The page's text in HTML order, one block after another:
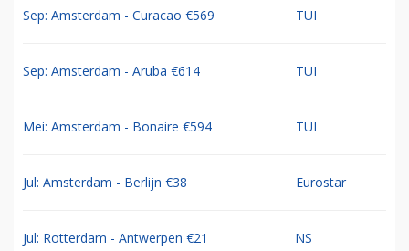
Sep: Amsterdam - Curacao €569 TUI
Sep: Amsterdam - Aruba €614 TUI
Mei: Amsterdam - Bonaire €594 TUI
Jul: Amsterdam - Berlijn €38 Eurostar
Jul: Rotterdam - Antwerpen €21 NS